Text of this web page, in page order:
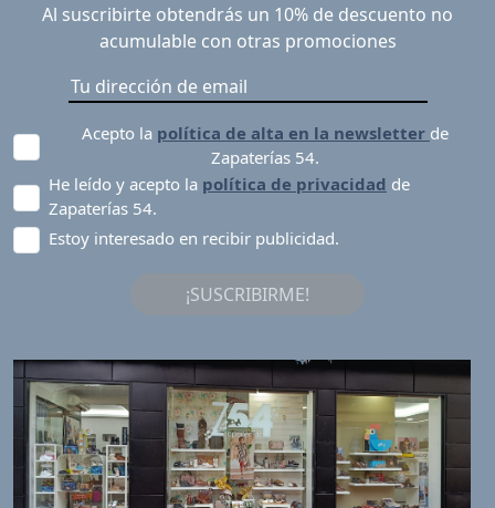
Al suscribirte obtendrás un 10% de descuento no
acumulable con otras promociones
Acepto la política de alta en la newsletter de
Zapaterías 54.
He leído y acepto la política de privacidad de
Zapaterías 54.
Estoy interesado en recibir publicidad.
¡SUSCRIBIRME!